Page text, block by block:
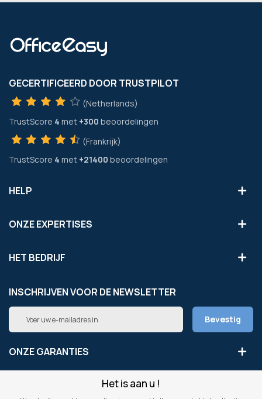
Het is aan u !
GECERTIFICEERD DOOR TRUSTPILOT
(Netherlands)
TrustScore 4 met +300 beoordelingen
(Frankrijk)
TrustScore 4 met +21400 beoordelingen
HELP
ONZE EXPERTISES
HET BEDRIJF
INSCHRIJVEN VOOR DE NEWSLETTER
Abonneer
op
onze
nieuwsbrief
Bevestig
ONZE GARANTIES